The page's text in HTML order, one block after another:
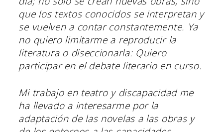
que los textos conocidos se interpretan y
se vuelven a contar constantemente. Ya
no quiero limitarme a reproducir la
literatura o diseccionarla: Quiero
participar en el debate literario en curso.
Mi trabajo en teatro y discapacidad me
ha llevado a interesarme por la
adaptación de las novelas a las obras y